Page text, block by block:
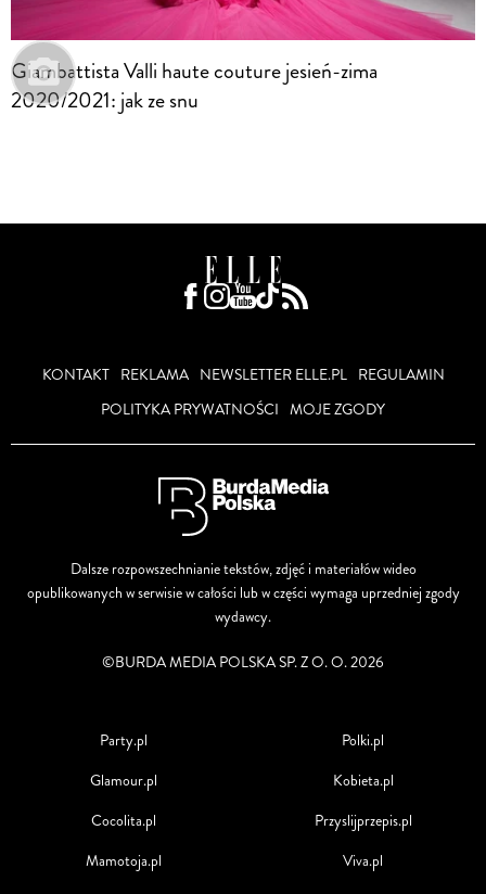
Giambattista Valli haute couture jesień-zima
2020/2021: jak ze snu
KONTAKT REKLAMA NEWSLETTER ELLE.PL
REGULAMIN
POLITYKA PRYWATNOŚCI MOJE ZGODY
Dalsze rozpowszechnianie tekstów, zdjęć i materiałów wideo
opublikowanych w serwisie w całości lub w części wymaga uprzedniej zgody
wydawcy.
©BURDA MEDIA POLSKA SP. Z O. O. 2026
Party.pl
Glamour.pl
Cocolita.pl
Mamotoja.pl
Polki.pl
Kobieta.pl
Przyslijprzepis.pl
Viva.pl